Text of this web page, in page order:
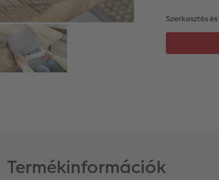
Szerkesztés
Termékinformációk